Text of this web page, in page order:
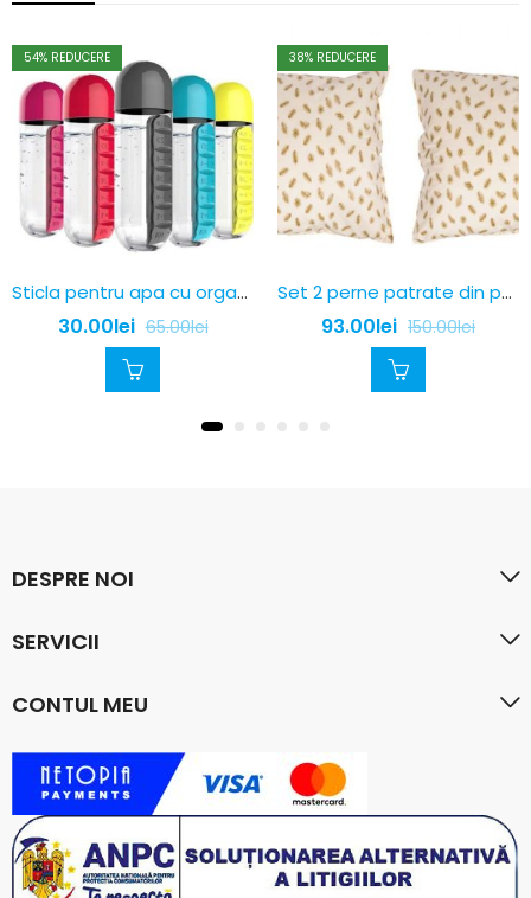
54% REDUCERE
Sticla pentru apa cu organizator pastile
30.00lei 65.00lei
38% REDUCERE
Set 2 perne patrate din puf de gasca dimensiuni 70 x 70 cm
93.00lei 150.00lei
DESPRE NOI
SERVICII
CONTUL MEU